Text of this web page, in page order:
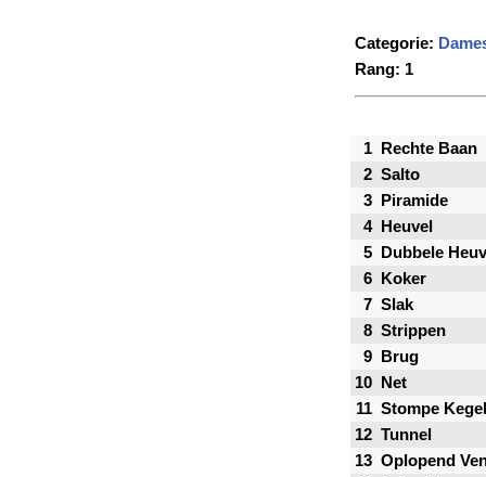
Categorie:
Rang: 1
1
Rechte Baan
2 Salto
3
Piramide
4
Heuvel
5
Dubbele
6
Koker
7 Slak
8 Strippen
9
Brug
10
Net
11 Stompe
12 Tunnel
13 Oplopend